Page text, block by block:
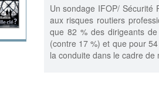
Un sondage IFOP/
aux risques routiers
que 82 % des dirigeants
(contre 17 %) et que pour
la conduite dans le cadre